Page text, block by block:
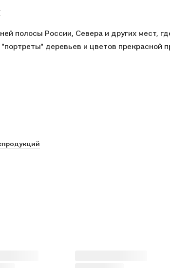
полосы России, Севера и других мест,
деревьев и цветов прекрасной